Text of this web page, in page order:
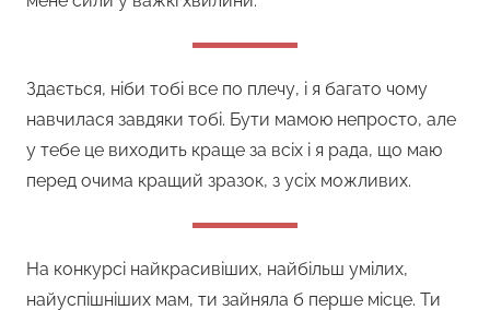
Здається, ніби тобі все по плечу, і я багато чому
навчилася завдяки тобі. Бути мамою непросто, але
у тебе це виходить краще за всіх і я рада, що маю
перед очима кращий зразок, з усіх можливих.
На конкурсі найкрасивіших, найбільш умілих,
найуспішніших мам, ти зайняла б перше місце. Ти